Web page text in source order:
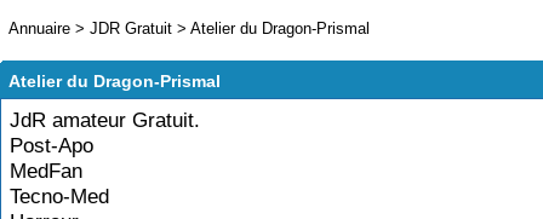
Annuaire > JDR Gratuit > Atelier du Dragon-Prismal
Atelier du Dragon-Prismal
JdR amateur Gratuit.
Post-Apo
MedFan
Tecno-Med